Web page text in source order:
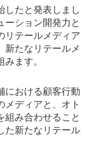
したと発表しまし
ーション開発力と
リテールメディア
新たなリテールメ
ます。
における顧客行動
ディアと、オト
組み合わせること
た新たなリテール